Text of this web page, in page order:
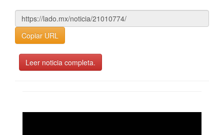
Copiar URL
Leer noticia completa.